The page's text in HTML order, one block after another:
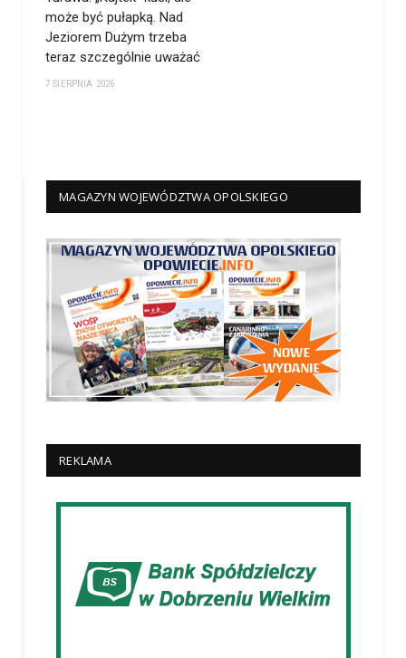
może być pułapką. Nad
Jeziorem Dużym trzeba
teraz szczególnie uważać
7 SIERPNIA 2026
MAGAZYN WOJEWÓDZTWA OPOLSKIEGO
REKLAMA